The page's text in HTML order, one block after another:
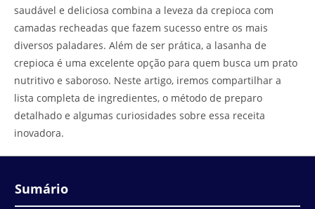
saudável e deliciosa combina a leveza da crepioca com
camadas recheadas que fazem sucesso entre os mais
diversos paladares. Além de ser prática, a lasanha de
crepioca é uma excelente opção para quem busca um prato
nutritivo e saboroso. Neste artigo, iremos compartilhar a
lista completa de ingredientes, o método de preparo
detalhado e algumas curiosidades sobre essa receita
inovadora.
Sumário